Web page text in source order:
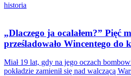
historia
„Dlaczego ja ocalałem?” Pięć
prześladowało Wincentego do
Miał 19 lat, gdy na jego oczach
pokładzie zamienił się nad walczącą